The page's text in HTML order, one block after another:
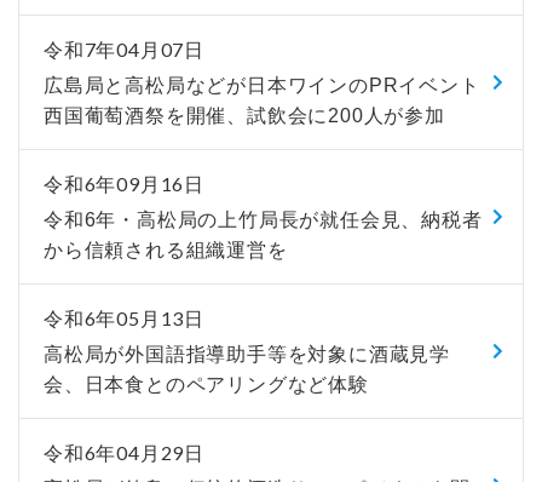
令和7年04月07日
広島局と高松局などが日本ワインのPRイベント
西国葡萄酒祭を開催、試飲会に200人が参加
令和6年09月16日
令和6年・高松局の上竹局長が就任会見、納税者
から信頼される組織運営を
令和6年05月13日
高松局が外国語指導助手等を対象に酒蔵見学
会、日本食とのペアリングなど体験
令和6年04月29日